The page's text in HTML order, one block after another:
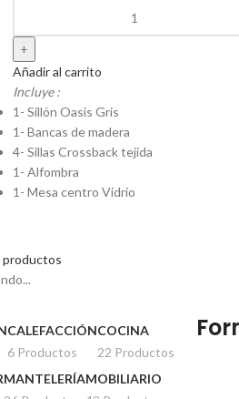
Añadir al carrito
Incluye :
1- Sillón Oasis Gris
1- Bancas de madera
4- Sillas Crossback tejida
1- Alfombra
1- Mesa centro Vidrio
productos
CALEFACCIÓN
6 Productos
COCINA
22 Productos
MANTELERÍAMOBILIARIO